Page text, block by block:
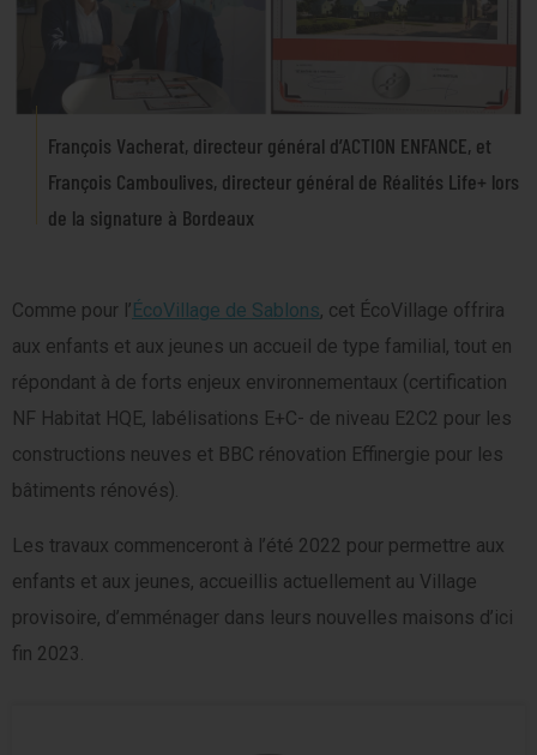
François Vacherat, directeur général d’ACTION ENFANCE, et
François Camboulives, directeur général de Réalités Life+ lors
de la signature à Bordeaux
Comme pour l’ÉcoVillage de Sablons, cet ÉcoVillage offrira
aux enfants et aux jeunes un accueil de type familial, tout en
répondant à de forts enjeux environnementaux (certification
NF Habitat HQE, labélisations E+C- de niveau E2C2 pour les
constructions neuves et BBC rénovation Effinergie pour les
bâtiments rénovés).
Les travaux commenceront à l’été 2022 pour permettre aux
enfants et aux jeunes, accueillis actuellement au Village
provisoire, d’emménager dans leurs nouvelles maisons d’ici
fin 2023.